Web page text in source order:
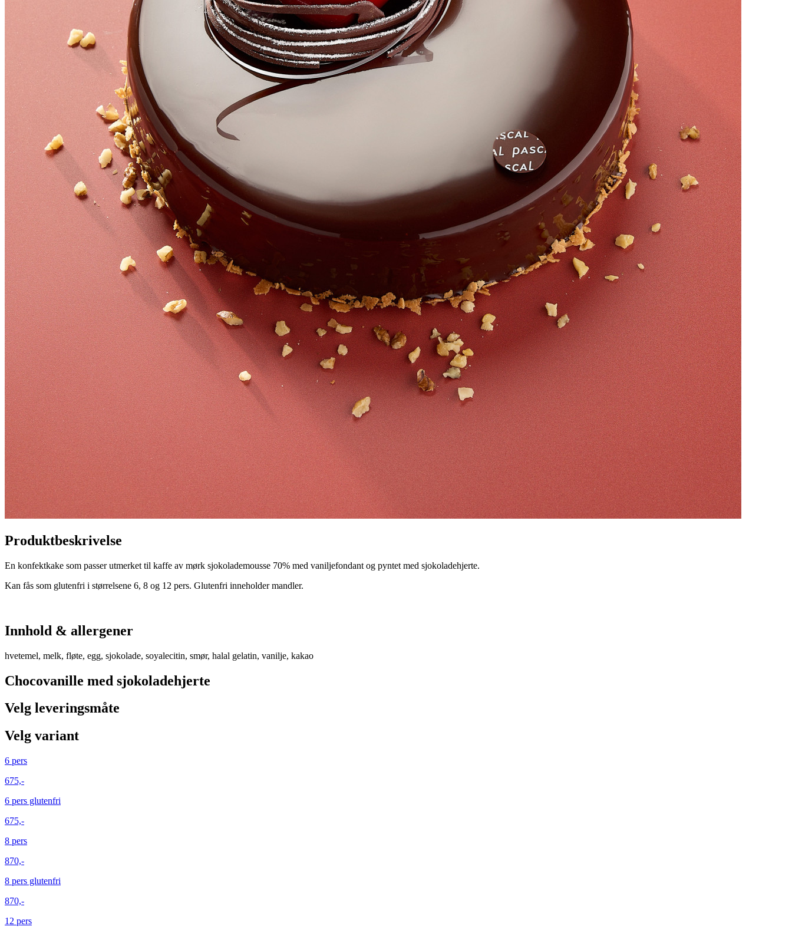
Produktbeskrivelse
En konfektkake som passer utmerket til kaffe av mørk sjokolademousse 70% med vaniljefondant og pyntet med sjokoladehjerte.
Kan fås som glutenfri i størrelsene 6, 8 og 12 pers. Glutenfri inneholder mandler.
Innhold & allergener
hvetemel, melk, fløte, egg, sjokolade, soyalecitin, smør, halal gelatin, vanilje, kakao
Chocovanille med sjokoladehjerte
Velg leveringsmåte
Velg variant
6 pers
675,-
6 pers glutenfri
675,-
8 pers
870,-
8 pers glutenfri
870,-
12 pers